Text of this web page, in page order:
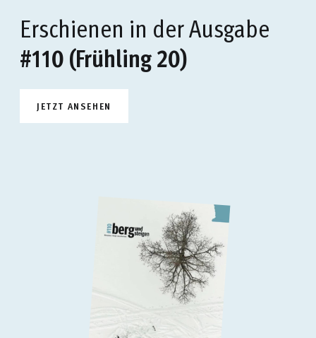
Erschienen in der Ausgabe
#110 (Frühling 20)
JETZT ANSEHEN